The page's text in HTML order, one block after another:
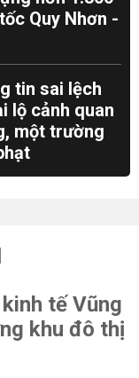
Quy Nhơn -
tin sai lệch
lộ cảnh quan
một trường
tế Vũng
khu đô thị